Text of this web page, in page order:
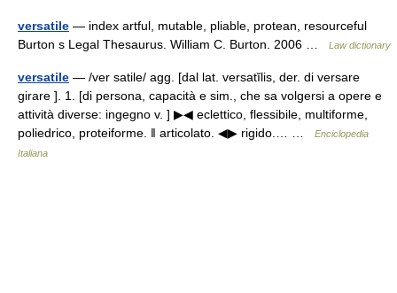
versatile — index artful, mutable, pliable, protean, resourceful
Burton s Legal Thesaurus. William C. Burton. 2006 …
Law dictionary
versatile — /ver satile/ agg. [dal lat. versatĭlis, der. di versare
girare ]. 1. [di persona, capacità e sim., che sa volgersi a opere e
attività diverse: ingegno v. ] ▶◀ eclettico, flessibile, multiforme,
poliedrico, proteiforme. ‖ articolato. ◀▶ rigido.… …
Enciclopedia
Italiana